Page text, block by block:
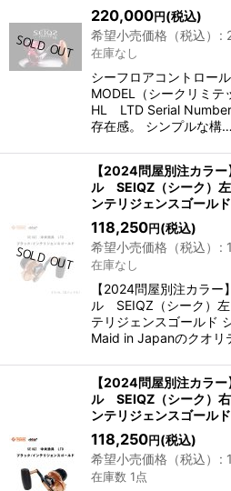
220,000円(税込)
希望小売価格（税込）
:
在庫なし
シーフロアコントロ
MODEL（シークリミ
HL LTD Serial
存在感。 シンプルな構…
【2024問屋別注カラ
ル SEIQZ（シーク）
ンテリジェンスゴールド
118,250円(税込)
希望小売価格（税込）
:
在庫なし
【2024問屋別注カラ
ル SEIQZ（シーク）
テリジェンスゴールド
Maid in Japanのクオリ
【2024問屋別注カラ
ル SEIQZ（シーク）
ンテリジェンスゴールド
118,250円(税込)
希望小売価格（税込）
:
在庫数 1点